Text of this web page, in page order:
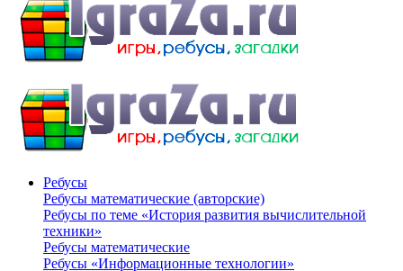
Ребусы
Ребусы математические (авторские)
Ребусы по теме «История развития вычислительной
техники»
Ребусы математические
Ребусы «Информационные технологии»